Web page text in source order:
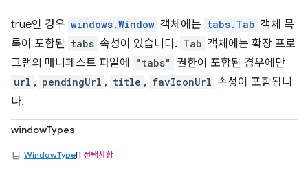
true인 경우 windows.Window 객체에는 tabs.Tab 객체 목
록이 포함된 tabs 속성이 있습니다. Tab 객체에는 확장 프로
그램의 매니페스트 파일에
"tabs" 권한이 포함된 경우에만
url , pendingUrl , title , favIconUrl 속성이 포함됩니
다.
windowTypes
WindowType[] 선택사항